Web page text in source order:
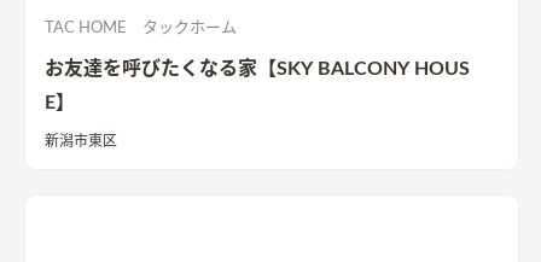
TAC HOME タックホーム
お友達を呼びたくなる家【SKY BALCONY HOUS
E】
新潟市東区